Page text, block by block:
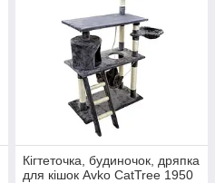
Кігтеточка, будиночок, дряпка
для кішок Avko CatTree 1950